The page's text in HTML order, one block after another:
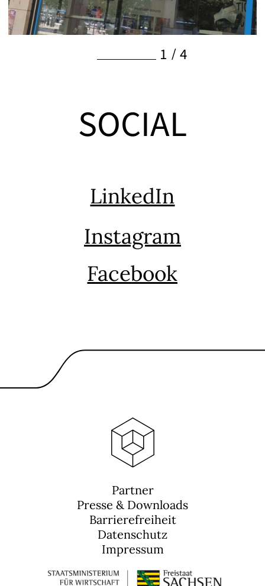
1 /4
SOCIAL
LinkedIn
Instagram
Facebook
Partner
Presse & Downloads
Barrierefreiheit
Datenschutz
Impressum